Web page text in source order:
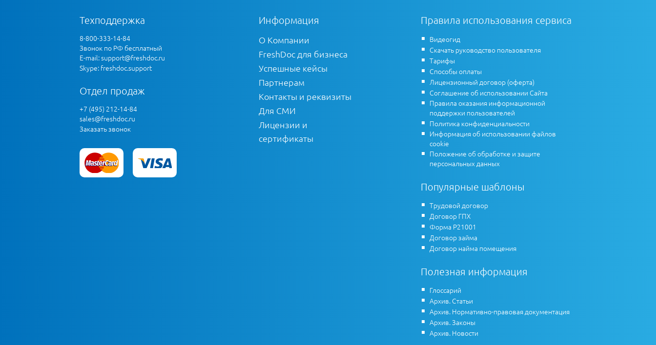
Техподдержка
8-800-333-14-84
Звонок по РФ бесплатный
E-mail:support@freshdoc.ru
Skype: freshdoc.support
Отдел продаж
+7 (495) 212-14-84
sales@freshdoc.ru
Заказать звонок
Информация
О Компании
FreshDoc для бизнеса
Успешные кейсы
Партнерам
Контакты и реквизиты
Для СМИ
Лицензии и
сертификаты
Правила использования сервиса
Видеогид
Скачать руководство пользователя
Тарифы
Способы оплаты
Лицензионный договор (оферта)
Соглашение об использовании Сайта
Правила оказания информационной
поддержки пользователей
Политика конфиденциальности
Информация об использовании файлов
cookie
Положение об обработке и защите
персональных данных
Популярные шаблоны
Трудовой договор
Договор ГПХ
Форма Р21001
Договор займа
Договор найма помещения
Полезная информация
Глоссарий
Архив. Статьи
Архив. Нормативно-правовая документация
Архив. Законы
Архив. Новости